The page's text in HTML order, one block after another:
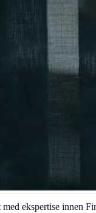
ekspertise innen